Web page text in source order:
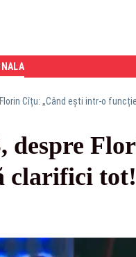
despre
clarifici